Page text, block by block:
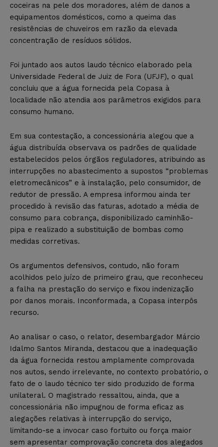
coceiras na pele dos moradores, além de danos a
equipamentos domésticos, como a queima das
resistências de chuveiros em razão da elevada
concentração de resíduos sólidos.
Foi juntado aos autos laudo técnico elaborado pela
Universidade Federal de Juiz de Fora (UFJF), o qual
concluiu que a água fornecida pela Copasa à
localidade não atendia aos parâmetros exigidos para
consumo humano.
Em sua contestação, a concessionária alegou que a
água distribuída observava os padrões de qualidade
estabelecidos pelos órgãos reguladores, atribuindo as
interrupções no abastecimento a supostos “problemas
eletromecânicos” e à instalação, pelo consumidor, de
redutor de pressão. A empresa informou ainda ter
procedido à revisão das faturas, adotado a média de
consumo para cobrança, disponibilizado caminhão-
pipa e realizado a substituição de bombas como
medidas corretivas.
Os argumentos defensivos, contudo, não foram
acolhidos pelo juízo de primeiro grau, que reconheceu
a falha na prestação do serviço e fixou indenização
por danos morais. Inconformada, a Copasa interpôs
recurso.
Ao analisar o caso, o relator, desembargador Márcio
Idalmo Santos Miranda, destacou que a inadequação
da água fornecida restou amplamente comprovada
nos autos, sendo irrelevante, no contexto probatório, o
fato de o laudo técnico ter sido produzido de forma
unilateral. O magistrado ressaltou, ainda, que a
concessionária não impugnou de forma eficaz as
alegações relativas à interrupção do serviço,
limitando-se a invocar caso fortuito ou força maior
sem apresentar comprovação concreta dos alegados